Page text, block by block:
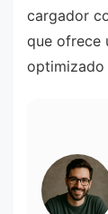
cargador
que ofrece
optimizado